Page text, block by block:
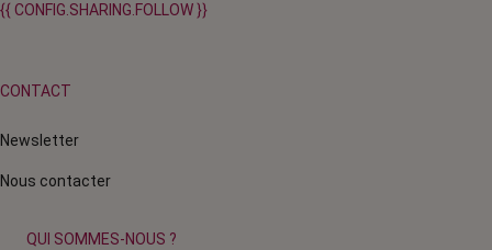
{{ CONFIG.SHARING.FOLLOW }}
CONTACT
Newsletter
Nous contacter
QUI SOMMES-NOUS ?